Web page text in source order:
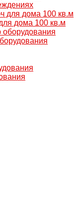
дома 100 кв.м